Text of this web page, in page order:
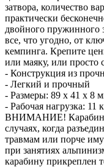
затвора, количество
практически
двойного пружинного
все, что угодно, от
кемпинга. Крепите
или маяку, или просто
- Конструкция из
- Легкий и прочный
- Размеры: 89 x 41 x 8
- Рабочая нагрузка: 11
ВНИМАНИЕ! Карабины
случаях, когда
травмам или порче
при занятиях
карабину прикреплен